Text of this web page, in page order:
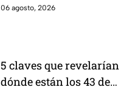
se ha conocido el paradero de
06 agosto, 2026
5 claves que revelarían
dónde están los 43 de